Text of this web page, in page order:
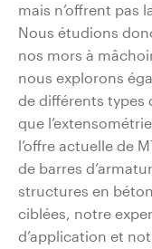
mais n’offrent pas
Nous étudions
nos mors à
nous explorons
de différents types
que
l’offre actuelle de
de barres
structures en
ciblées, notre
d’application et